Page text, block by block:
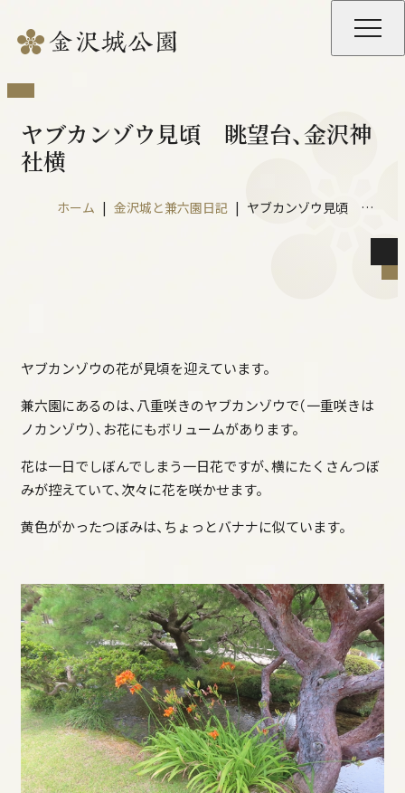
夜間開園・ライトアップ
ガイドサービス
バリアフリー対応
公園利用にあたってのお願い
リーフレット
学校利用のご案内
よくある質問
園内のご案内
金沢城の歴史
金沢城公園の魅力
休憩所、ガイダンス施設
金沢城公園の自然
ヤブカンゾウ見頃 眺望台、金沢神
社横
ホーム 金沢城と兼六園日記 ヤブカンゾウ見頃 眺望台、金沢神社横
ヤブカンゾウの花が見頃を迎えています。
兼六園にあるのは、八重咲きのヤブカンゾウで（一重咲きは
ノカンゾウ）、お花にもボリュームがあります。
花は一日でしぼんでしまう一日花ですが、横にたくさんつぼ
みが控えていて、次々に花を咲かせます。
黄色がかったつぼみは、ちょっとバナナに似ています。